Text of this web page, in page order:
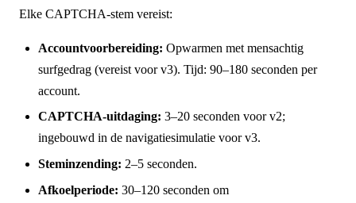
Elke CAPTCHA-stem vereist:
Accountvoorbereiding: Opwarmen met mensachtig
surfgedrag (vereist voor v3). Tijd: 90–180 seconden per
account.
CAPTCHA-uitdaging: 3–20 seconden voor v2;
ingebouwd in de navigatiesimulatie voor v3.
Steminzending: 2–5 seconden.
Afkoelperiode: 30–120 seconden om